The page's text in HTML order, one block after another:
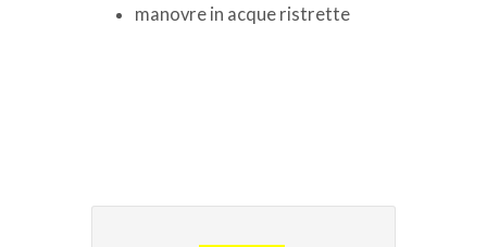
manovre in acque ristrette